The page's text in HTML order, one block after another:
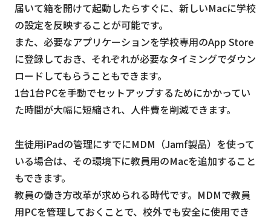
届いて箱を開けて起動したらすぐに、新しいMacに学校
の設定を反映することが可能です。
また、必要なアプリケーションを学校専用のApp Store
に登録しておき、それぞれが必要なタイミングでダウン
ロードしてもらうこともできます。
1台1台PCを手動でセットアップするためにかかってい
た時間が大幅に短縮され、人件費を削減できます。
生徒用iPadの管理にすでにMDM（Jamf製品）を使って
いる場合は、その環境下に教員用のMacを追加すること
もできます。
教員の働き方改革が求められる時代です。MDMで教員
用PCを管理しておくことで、校外でも安全に使用でき